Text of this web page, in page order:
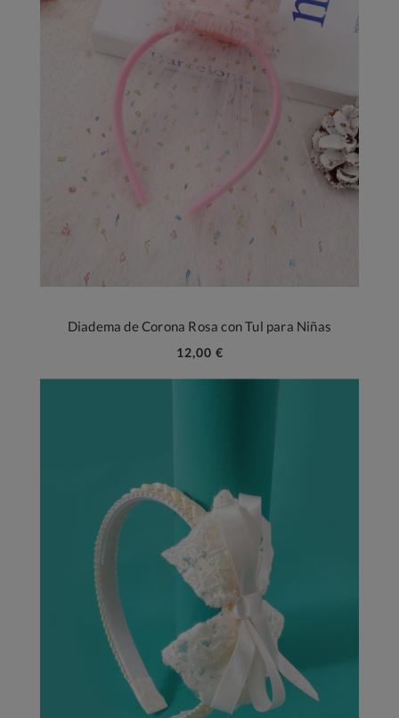
Diadema de Corona Rosa con Tul para Niñas
12,00 €